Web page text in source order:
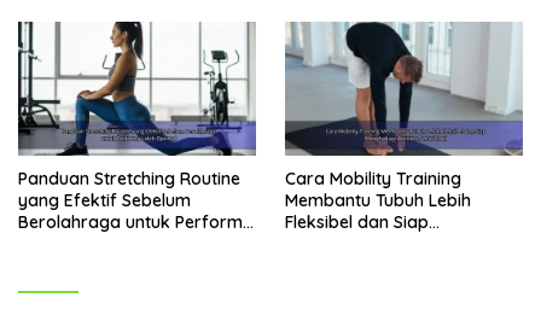
Panduan Stretching Routine
yang Efektif Sebelum
Berolahraga untuk Performa
Cara Mobility Training
Membantu Tubuh Lebih
Fleksibel dan Siap